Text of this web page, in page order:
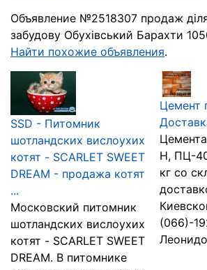
Объявление №2518307 продаж
забудову Обухівський Барахти
Найти похожие объявления.
SSD - Питомник
шотландских вислоухих
котят - SCARLET SWEET
DREAM - продажа котят
...
Московский питомник
шотландских вислоухих
котят - SCARLET SWEET
DREAM. В питомнике
Цемент
Н, ПЦ-
кг со
(066)-